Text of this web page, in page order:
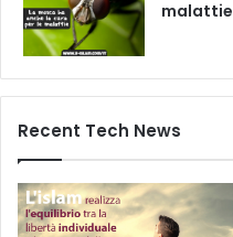
malattie
Recent Tech News